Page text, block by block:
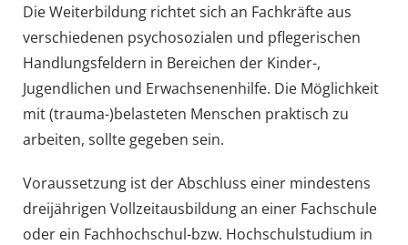
Die Weiterbildung richtet sich an Fachkräfte aus
verschiedenen psychosozialen und pflegerischen
Handlungsfeldern in Bereichen der Kinder-,
Jugendlichen und Erwachsenenhilfe. Die Möglichkeit
mit (trauma-)belasteten Menschen praktisch zu
arbeiten, sollte gegeben sein.
Voraussetzung ist der Abschluss einer mindestens
dreijährigen Vollzeitausbildung an einer Fachschule
oder ein Fachhochschul-bzw. Hochschulstudium in